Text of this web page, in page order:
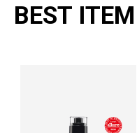
BEST ITEM